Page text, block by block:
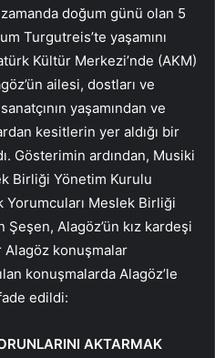
doğum günü olan 5
Turgutreis’te yaşamını
Kültür Merkezi’nde (AKM)
ailesi, dostları ve
yaşamından ve
kesitlerin yer aldığı bir
Gösterimin ardından, Musiki
Birliği Yönetim Kurulu
Yorumcuları Meslek Birliği
Şeşen, Alagöz’ün kız kardeşi
Alagöz konuşmalar
konuşmalarda Alagöz’le
edildi:
AKTARMAK